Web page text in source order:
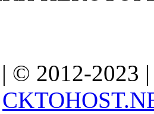
© 2012-2023